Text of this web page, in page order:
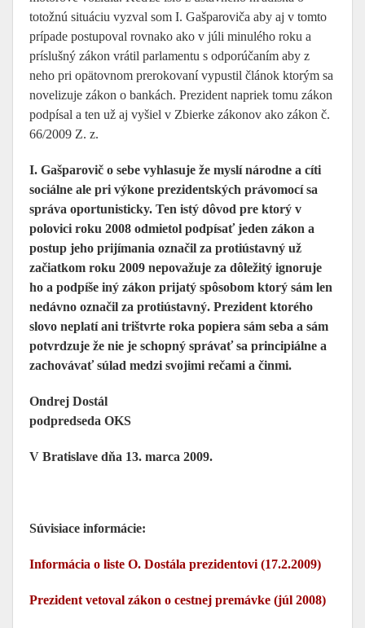
totožnú situáciu vyzval som I. Gašparoviča aby aj v tomto
prípade postupoval rovnako ako v júli minulého roku a
príslušný zákon vrátil parlamentu s odporúčaním aby z
neho pri opätovnom prerokovaní vypustil článok ktorým sa
novelizuje zákon o bankách. Prezident napriek tomu zákon
podpísal a ten už aj vyšiel v Zbierke zákonov ako zákon č.
66/2009 Z. z.
I. Gašparovič o sebe vyhlasuje že myslí národne a cíti
sociálne ale pri výkone prezidentských právomocí sa
správa oportunisticky. Ten istý dôvod pre ktorý v
polovici roku 2008 odmietol podpísať jeden zákon a
postup jeho prijímania označil za protiústavný už
začiatkom roku 2009 nepovažuje za dôležitý ignoruje
ho a podpíše iný zákon prijatý spôsobom ktorý sám len
nedávno označil za protiústavný. Prezident ktorého
slovo neplatí ani trištvrte roka popiera sám seba a sám
potvrdzuje že nie je schopný správať sa principiálne a
zachovávať súlad medzi svojimi rečami a činmi.
Ondrej Dostál
podpredseda OKS
V Bratislave dňa 13. marca 2009.
Súvisiace informácie:
Informácia o liste O. Dostála prezidentovi (17.2.2009)
Prezident vetoval zákon o cestnej premávke (júl 2008)